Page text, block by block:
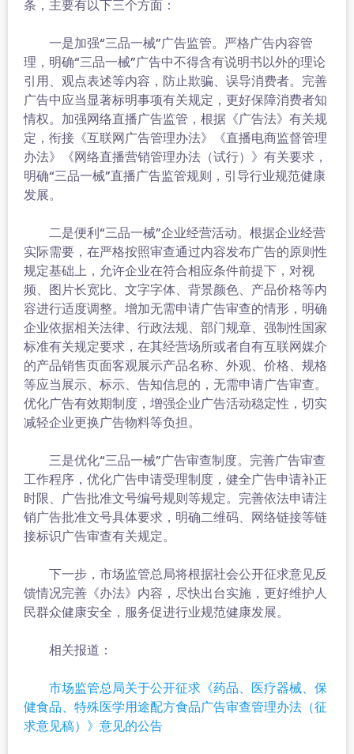
条，主要有以下三个方面：
一是加强“三品一械”广告监管。严格广告内容管
理，明确“三品一械”广告中不得含有说明书以外的理论
引用、观点表述等内容，防止欺骗、误导消费者。完善
广告中应当显著标明事项有关规定，更好保障消费者知
情权。加强网络直播广告监管，根据《广告法》有关规
定，衔接《互联网广告管理办法》《直播电商监督管理
办法》《网络直播营销管理办法（试行）》有关要求，
明确“三品一械”直播广告监管规则，引导行业规范健康
发展。
二是便利“三品一械”企业经营活动。根据企业经营
实际需要，在严格按照审查通过内容发布广告的原则性
规定基础上，允许企业在符合相应条件前提下，对视
频、图片长宽比、文字字体、背景颜色、产品价格等内
容进行适度调整。增加无需申请广告审查的情形，明确
企业依据相关法律、行政法规、部门规章、强制性国家
标准有关规定要求，在其经营场所或者自有互联网媒介
的产品销售页面客观展示产品名称、外观、价格、规格
等应当展示、标示、告知信息的，无需申请广告审查。
优化广告有效期制度，增强企业广告活动稳定性，切实
减轻企业更换广告物料等负担。
三是优化“三品一械”广告审查制度。完善广告审查
工作程序，优化广告申请受理制度，健全广告申请补正
时限、广告批准文号编号规则等规定。完善依法申请注
销广告批准文号具体要求，明确二维码、网络链接等链
接标识广告审查有关规定。
下一步，市场监管总局将根据社会公开征求意见反
馈情况完善《办法》内容，尽快出台实施，更好维护人
民群众健康安全，服务促进行业规范健康发展。
相关报道：
市场监管总局关于公开征求《药品、医疗器械、保
健食品、特殊医学用途配方食品广告审查管理办法（征
求意见稿）》意见的公告